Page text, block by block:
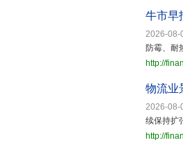
牛市早
2026-08-
防霉、耐
http://
物流业
2026-08-
续保持扩
http://